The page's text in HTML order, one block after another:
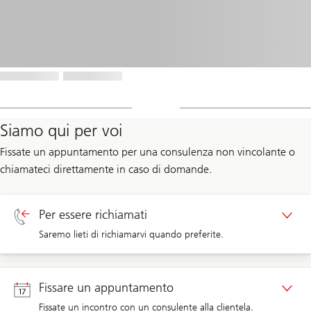
Siamo qui per voi
Fissate un appuntamento per una consulenza non vincolante o
chiamateci direttamente in caso di domande.
Per essere richiamati
Saremo lieti di richiamarvi quando preferite.
Richiamata clienti privati
Fissare un appuntamento
Fissate un incontro con un consulente alla clientela.